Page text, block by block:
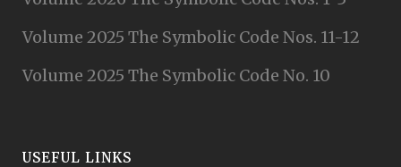
Volume 2025 The Symbolic Code Nos. 11-12
Volume 2025 The Symbolic Code No. 10
USEFUL LINKS